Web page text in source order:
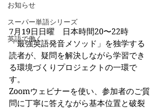
お知らせ
スーパー単語シリーズ
英語で働く
7月19日日曜　日本時間20〜22時
「最強英語発音メソッド」を独学する
読者が、疑問を解決しながら学習でき
る環境づくりプロジェクトの一環で
す。
Zoomウェビナーを使い、参加者のご質
問に丁寧に答えながら基本位置と破裂